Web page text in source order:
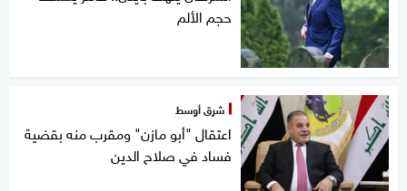
حجم الألم
شرق أوسط
اعتقال "أبو مازن" ومقرب منه بقضية
فساد في صلاح الدين